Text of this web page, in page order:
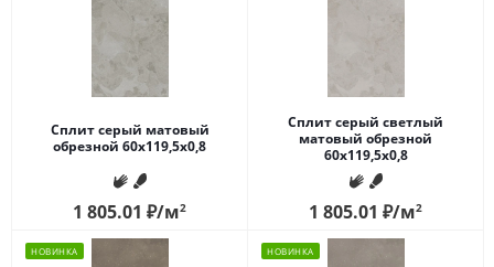
Сплит серый матовый
обрезной 60x119,5x0,8
1 805.01 ₽/м2
Сплит серый светлый
матовый обрезной
60x119,5x0,8
1 805.01 ₽/м2
НОВИНКА НОВИНКА